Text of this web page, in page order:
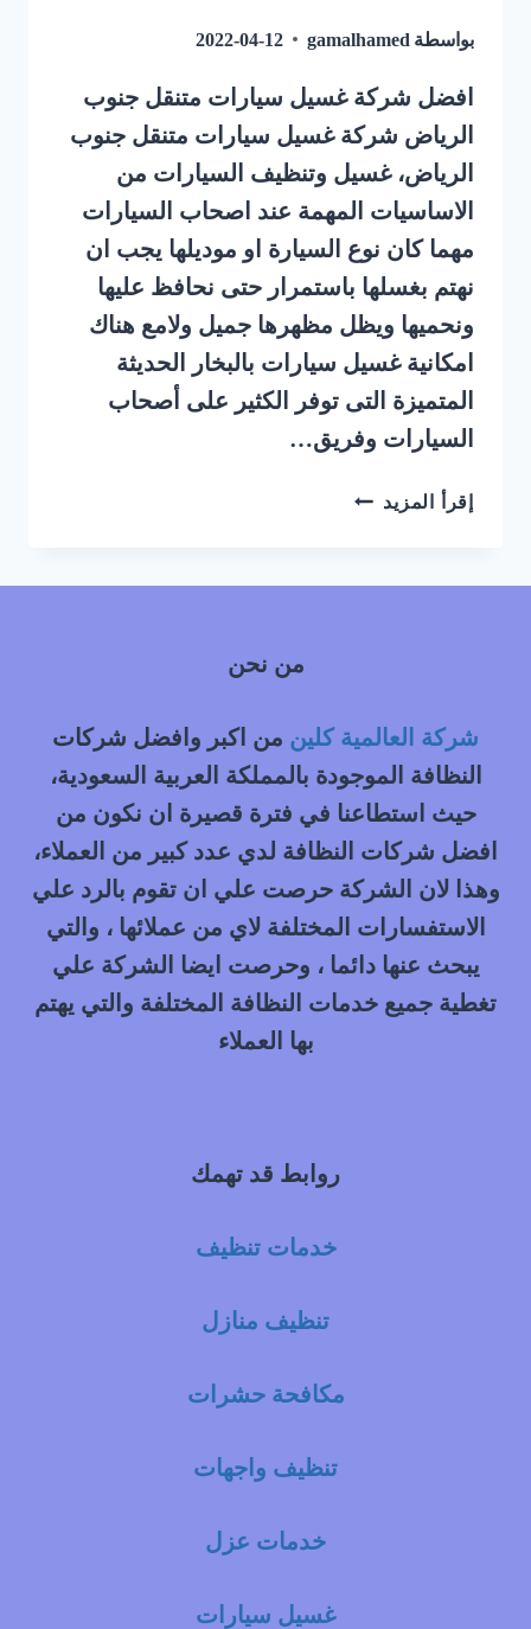
بواسطة gamalhamed
2022-04-12
افضل شركة غسيل سيارات متنقل جنوب
الرياض شركة غسيل سيارات متنقل جنوب
الرياض، غسيل وتنظيف السيارات من
الاساسيات المهمة عند اصحاب السيارات
مهما كان نوع السيارة او موديلها يجب ان
نهتم بغسلها باستمرار حتى نحافظ عليها
ونحميها ويظل مظهرها جميل ولامع هناك
امكانية غسيل سيارات بالبخار الحديثة
المتميزة التى توفر الكثير على أصحاب
السيارات وفريق…
إقرأ المزيد شركة
متنقل
من نحن
شركة العالمية كلين من اكبر وافضل شركات
النظافة الموجودة بالمملكة العربية السعودية،
حيث استطاعنا في فترة قصيرة ان نكون من
افضل شركات النظافة لدي عدد كبير من العملاء،
وهذا لان الشركة حرصت علي ان تقوم بالرد علي
الاستفسارات المختلفة لاي من عملائها ، والتي
يبحث عنها دائما ، وحرصت ايضا الشركة علي
تغطية جميع خدمات النظافة المختلفة والتي يهتم
بها العملاء
روابط قد تهمك
خدمات تنظيف
تنظيف منازل
مكافحة حشرات
تنظيف واجهات
خدمات عزل
غسيل سيارات